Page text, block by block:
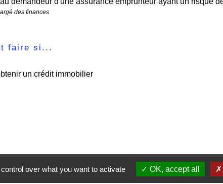
des finances
faire si...
un crédit immobilier
Contactez-
over what you want to activate OK, accept all